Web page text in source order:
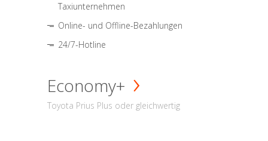
Taxiunternehmen
Online- und Offline-Bezahlungen
24/7-Hotline
Economy+
Toyota Prius Plus oder gleichwertig